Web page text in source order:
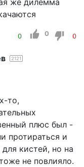
же дилемма
0 0 0
2121
то,
плюс был -
протираться и
для кистей, но на
не повлияло.